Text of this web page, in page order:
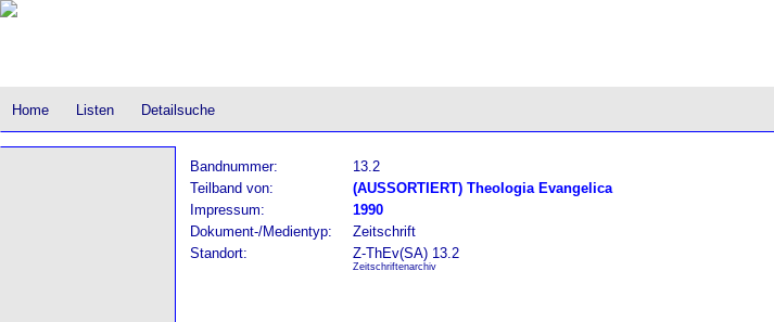
Home Listen Detailsuche
Bandnummer:
13.2
Teilband von:
(AUSSORTIERT) Theologia Evangelica
Impressum:
1990
Dokument-/Medientyp:
Zeitschrift
Standort:
Z-ThEv(SA) 13.2
Zeitschriftenarchiv